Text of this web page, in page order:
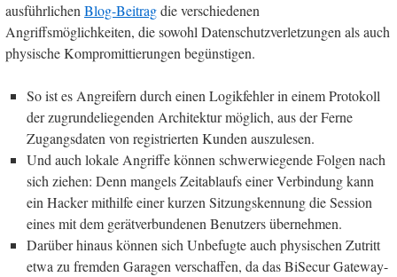
ausführlichenBlog-Beitragdie verschiedenen
Angriffsmöglichkeiten, die sowohl Datenschutzverletzungen als auch
physische Kompromittierungen begünstigen.
So ist es Angreifern durch einen Logikfehler in einem Protokoll
der zugrundeliegenden Architektur möglich, aus der Ferne
Zugangsdaten von registrierten Kunden auszulesen.
Und auch lokale Angriffe können schwerwiegende Folgen nach
sich ziehen: Denn mangels Zeitablaufs einer Verbindung kann
ein Hacker mithilfe einer kurzen Sitzungskennung die Session
eines mit dem gerätverbundenen Benutzers übernehmen.
Darüber hinaus können sich Unbefugte auch physischen Zutritt
etwa zu fremden Garagen verschaffen, da das BiSecur Gateway-